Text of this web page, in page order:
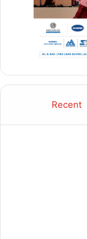
Recent